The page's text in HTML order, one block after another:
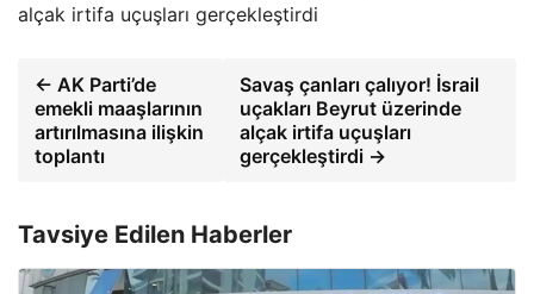
alçak irtifa uçuşları gerçekleştirdi
← AK Parti’de
emekli maaşlarının
artırılmasına ilişkin
toplantı
Savaş çanları çalıyor! İsrail
uçakları Beyrut üzerinde
alçak irtifa uçuşları
gerçekleştirdi →
Tavsiye Edilen Haberler